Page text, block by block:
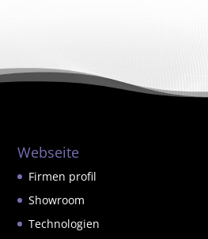
Webseite
Firmen profil
Showroom
Technologien